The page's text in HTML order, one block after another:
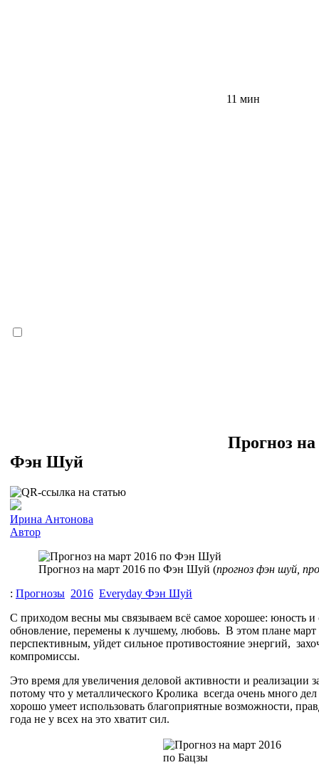
11 мин
Прогноз
Фэн Шуй
Ирина Антонова
Автор
Прогноз на март 2016 по Фэн Шуй (прогноз фэн шуй,
: Прогнозы 2016 Everyday Фэн Шуй
С приходом весны мы связываем всё самое хорошее: юность и
обновление, перемены к лучшему, любовь. В этом плане март
перспективным, уйдет сильное противостояние энергий,
компромиссы.
Это время для увеличения деловой активности и реализации
потому что у металлического Кролика всегда очень много
хорошо умеет использовать благоприятные возможности,
года не у всех на это хватит сил.